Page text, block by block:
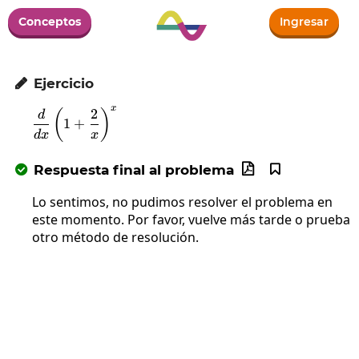
Conceptos Ingresar
 Ejercicio
\frac{d}{dx}\left(1+\frac{2}{x}\right)^x
dx
d ( 1 +
x
2 ) x
 Respuesta final al problema 

Lo sentimos, no pudimos resolver el problema en
este momento. Por favor, vuelve más tarde o prueba
otro método de resolución.